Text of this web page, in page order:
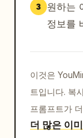
3
원하는
정보를
이것은
트입니다. 복
프롬프트가
더 많은 이